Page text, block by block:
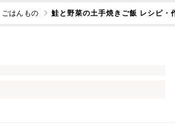
ごはんもの 鮭と野菜の土手焼きご飯 レシピ・